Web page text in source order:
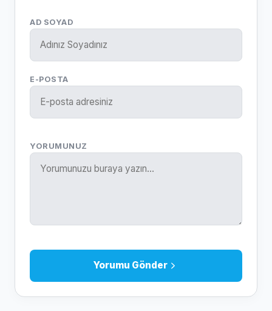
AD SOYAD
E-POSTA
YORUMUNUZ
Yorumu Gönder